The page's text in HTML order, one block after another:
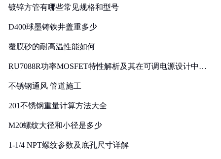
镀锌方管有哪些常见规格和型号
D400球墨铸铁井盖重多少
覆膜砂的耐高温性能如何
RU7088R功率MOSFET特性解析及其在可调电源设计中的
不锈钢通风 管道施工
201不锈钢重量计算方法大全
M20螺纹大径和小径是多少
1-1/4 NPT螺纹参数及底孔尺寸详解